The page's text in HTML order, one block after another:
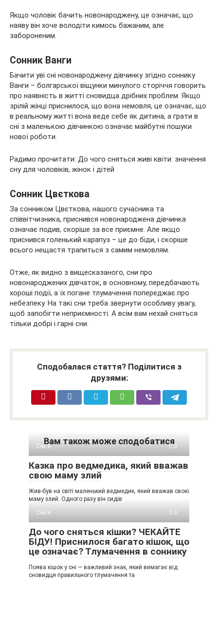
Якщо чоловік бачить новонароджену, це означає, що
наяву він хоче володіти кимось бажаним, але
забороненим.
Сонник Ванги
Бачити уві сні новонароджену дівчинку згідно соннику
Ванги – болгарської віщунки минулого сторіччя говорить
про наявність в житті сновидца дрібних проблем. Якщо
зрілій жінці приснилося, що вона немовля, це означає, що
в реальному житті вона веде себе як дитина, а грати в
сні з маленькою дівчинкою означає майбутні пошуки
нової роботи.
Радимо прочитати: До чого сняться живі квіти: значення
сну для чоловіків, жінок і дітей
Сонник Цвєткова
За сонником Цвєткова, нашого сучасника та
співвітчизника, приснився новонароджена дівчинка
означає подив, скоріше за все приємне. Але якщо
приснився голенький карапуз – це до біди, і скоріше
всього нещастя трапиться з самим немовлям.
Отже, як видно з вищесказаного, сни про
новонароджених дівчаток, в основному, передбачають
хороші події, а їх погане тлумачення попереджає про
небезпеку. На такі сни треба звернути особливу увагу,
щоб запобігти неприємності. А всім вам нехай сняться
тільки добрі і гарні сни.
Сподобалася стаття? Поділитися з
друзями:
Вам також може сподобатися
Сім'я 0
Казка про ведмедика, який вважав
свою маму злий
Жив-був на світі маленький ведмедик, який вважав свою
маму злий. Одного разу він сидів
Сім'я
0
До чого сняться кішки? ЧЕКАЙТЕ
БІДУ! Приснилося багато кішок, що
це означає? Тлумачення в соннику
Поява кішок у сні — важливий знак, який вимагає від
сновидця правильного тлумачення та